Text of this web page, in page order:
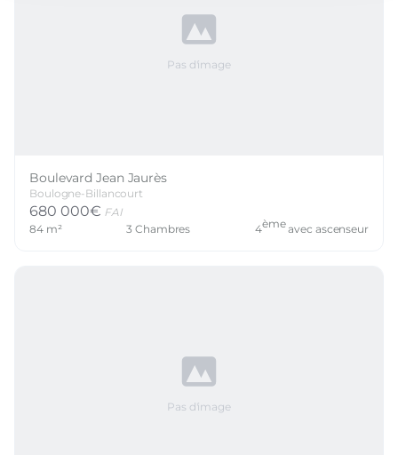
Pas d'image
Boulevard Jean Jaurès
Boulogne-Billancourt
680 000€ FAI
84m² 3 Chambres 4èmeavec ascenseur
Pas d'image